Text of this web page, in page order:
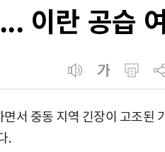
이란 공습
서 중동 지역 긴장이 고조된
.